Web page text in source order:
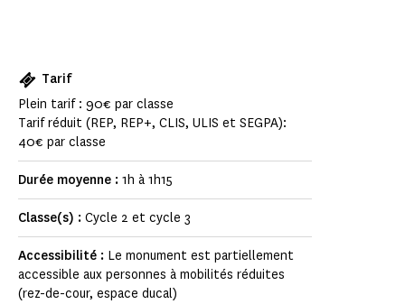
Tarif
Plein tarif : 90€ par classe
Tarif réduit (REP, REP+, CLIS, ULIS et SEGPA):
40€ par classe
Durée moyenne : 1h à 1h15
Classe(s) : Cycle 2 et cycle 3
Accessibilité : Le monument est partiellement
accessible aux personnes à mobilités réduites
(rez-de-cour, espace ducal)